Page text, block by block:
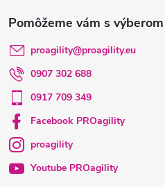
á
p
ä
proagility@proagility.eu
0907 302 688
0917 709 349
Facebook PROagility
proagility
Youtube PROagility